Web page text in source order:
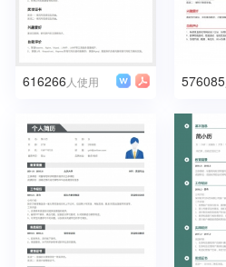
616266 人使用 576085